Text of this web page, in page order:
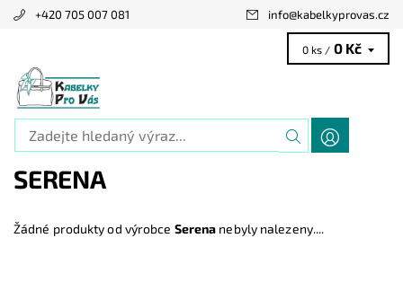
+420 705 007 081 info@kabelkyprovas.cz
0 ks / 0 Kč
SERENA
Žádné produkty od výrobce Serena nebyly nalezeny....